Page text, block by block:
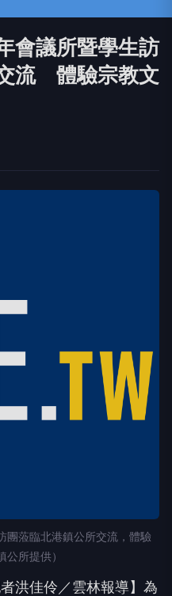
會議所暨學生訪
流 體驗宗教文
團蒞臨北港鎮公所交流，體驗
所提供）
洪佳伶／雲林報導】為